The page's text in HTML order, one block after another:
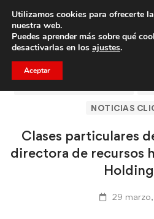
Trae a un amigo y llevaos un
NOTICIAS
Clases particulares
directora de recursos
29
Utilizamos cookies para ofrecerte
nuestra web.
Puedes aprender más sobre qué
desactivarlas en los ajustes.
Aceptar